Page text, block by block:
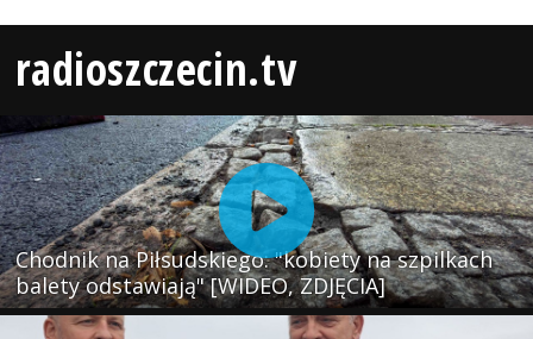
radioszczecin.tv
Chodnik na Piłsudskiego: "kobiety na szpilkach
balety odstawiają" [WIDEO, ZDJĘCIA]